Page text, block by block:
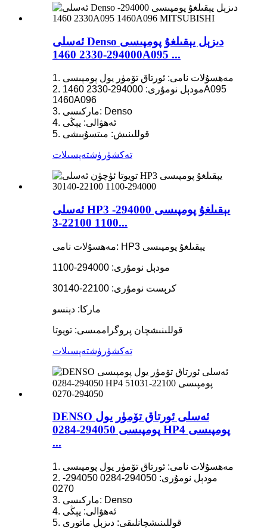
ئەسلى Denso دىزېل يېقىلغۇ پومپىسى
294000-2330 1460A095 ...
1. مەھسۇلات نامى: ئورتاق تۆمۈر يول پومپىسى
2. مودېل نومۇرى: 294000-2330 1460A095
1460A096
3. ماركىسى: Denso
4. ئەھۋالى: يېڭى
5. قوللىنىش: مىتسۇبىشى
تەكشۈرۈشتەپسىلات
ئەسلى HP3 يېقىلغۇ پومپىسى 294000-
1100 22100-3...
مەھسۇلات نامى: HP3 يېقىلغۇ پومپىسى
مودېل نومۇرى: 294000-1100
كرېست نومۇرى: 22100-30140
ماركا: دېنسو
قوللىنىشچان پروگراممىسى: تويوتا
تەكشۈرۈشتەپسىلات
DENSO ئەسلى ئورتاق تۆمۈر يول
پومپىسى 294050-0284 HP4 پومپىسى
...
1. مەھسۇلات نامى: ئورتاق تۆمۈر يول پومپىسى
2. مودېل نومۇرى: 294050-0284 294050-
0270
3. ماركىسى: Denso
4. ئەھۋالى: يېڭى
5. قوللىنىشچانلىقى: دىزېل ماتورى